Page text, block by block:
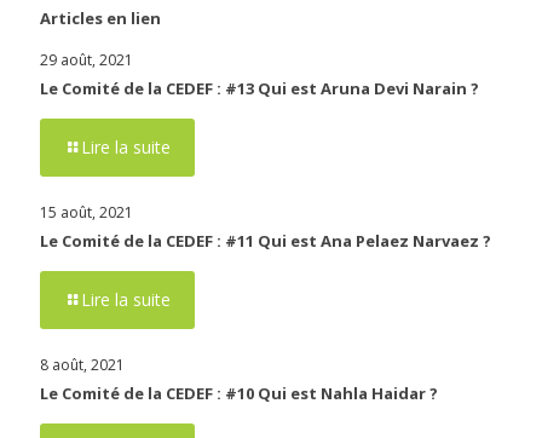
Articles en lien
29 août, 2021
Le Comité de la CEDEF : #13 Qui est Aruna Devi Narain ?
Lire la suite
15 août, 2021
Le Comité de la CEDEF : #11 Qui est Ana Pelaez Narvaez ?
Lire la suite
8 août, 2021
Le Comité de la CEDEF : #10 Qui est Nahla Haidar ?